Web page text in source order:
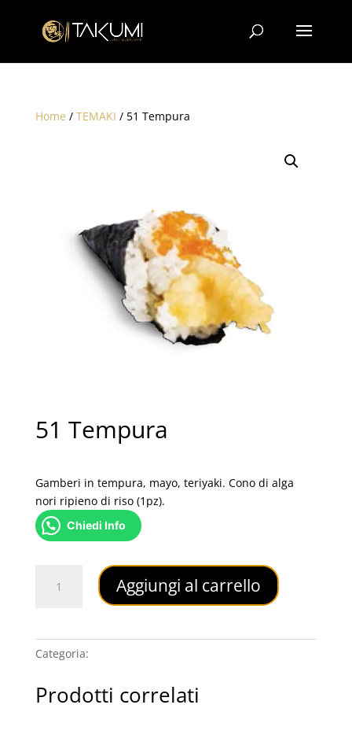
Home / TEMAKI / 51 Tempura
51 Tempura
Gamberi in tempura, mayo, teriyaki. Cono di alga
nori ripieno di riso (1pz).
Chiedi Info
Tempura
Aggiungi al carrello
Categoria:
Prodotti correlati